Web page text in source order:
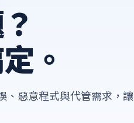
。
、惡意程式與代管需求，讓